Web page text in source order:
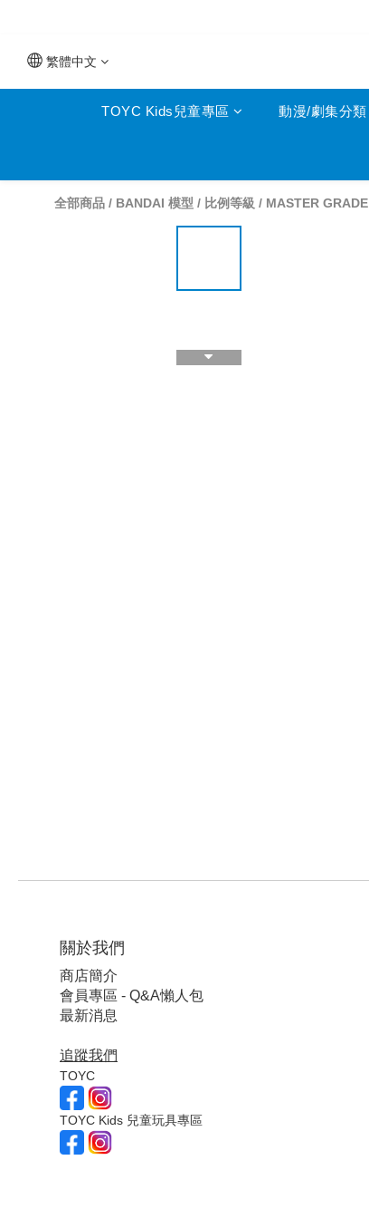
繁體中文
TOYC Kids兒童專區 動漫/劇集分類
全部商品 / BANDAI 模型 / 比例等級 / MASTER GRADE
關於我們
商店簡介
會員專區 - Q&A懶人包
最新消息
追蹤我們
TOYC
TOYC Kids 兒童玩具專區